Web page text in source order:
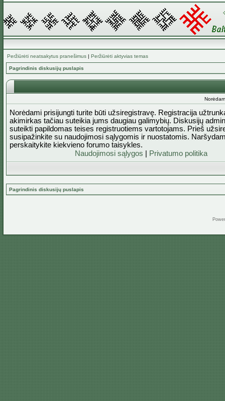
Peržiūrėti neatsakytus pranešimus | Peržiūrėti aktyvias temas
Pagrindinis diskusijų puslapis
Norėdami prisijungti turite būti užsiregistravę. Registracija
akimirkas tačiau suteikia jums daugiau galimybių. Diskusijų
suteikti papildomas teises registruotiems vartotojams. Prieš
susipažinkite su naudojimosi sąlygomis ir nuostatomis.
perskaitykite kiekvieno forumo taisykles.
Naudojimosi sąlygos
Privatumo politika
Pagrindinis diskusijų puslapis